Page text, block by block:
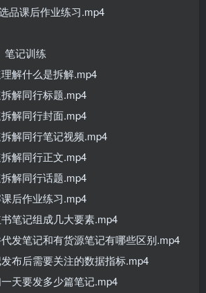
品课后作业练习.mp4
笔记训练
理解什么是拆解.mp4
拆解同行标题.mp4
拆解同行封面.mp4
拆解同行笔记视频.mp4
拆解同行正文.mp4
拆解同行话题.mp4
课后作业练习.mp4
书笔记组成几大要素.mp4
代发笔记和有货源笔记有哪些区别.mp4
发布后需要关注的数据指标.mp4
一天要发多少篇笔记.mp4